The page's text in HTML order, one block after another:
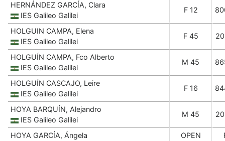
HERNÁNDEZ GARCÍA, Clara
IES Galileo Galilei
F 12
HOLGUIN CAMPA, Elena
IES Galileo Galilei
F 45
HOLGUÍN CAMPA, Fco Alberto
IES Galileo Galilei
M 45
HOLGUÍN CASCAJO, Leire
IES Galileo Galilei
F 16
HOYA BARQUÍN, Alejandro
IES Galileo Galilei
M 45
HOYA GARCÍA, Ángela
OPEN